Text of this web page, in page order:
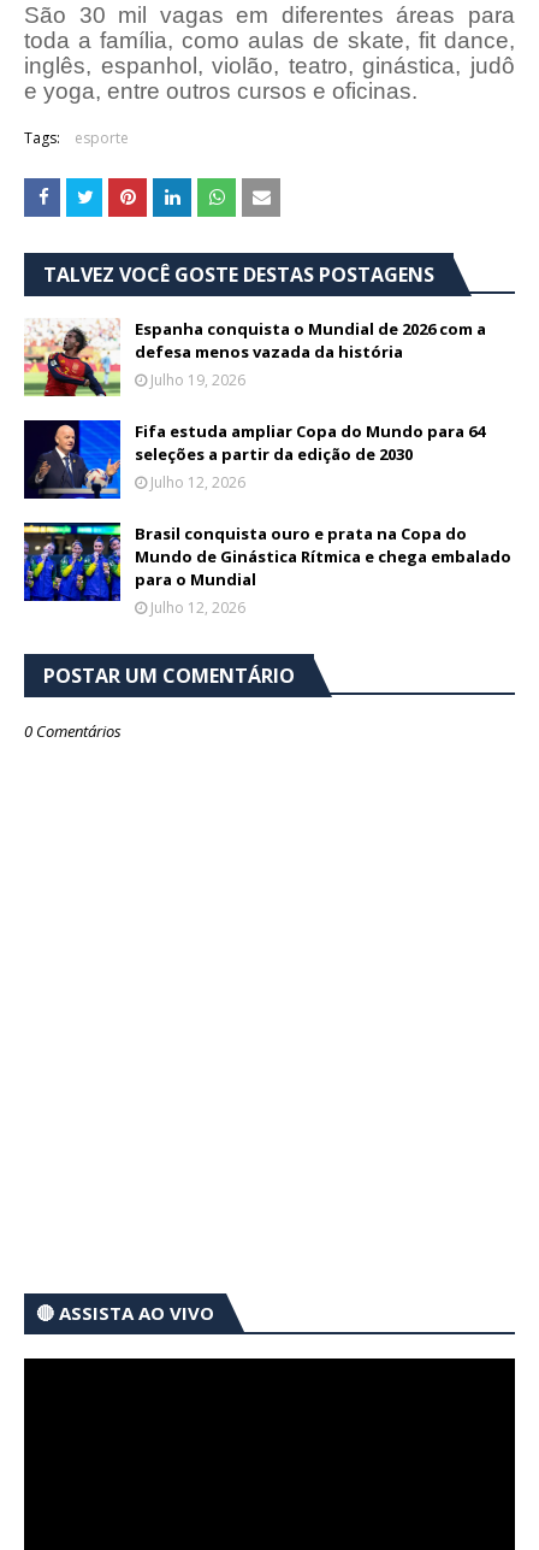
São 30 mil vagas em diferentes áreas para
toda a família, como aulas de skate, fit dance,
inglês, espanhol, violão, teatro, ginástica, judô
e yoga, entre outros cursos e oficinas.
Tags: esporte
TALVEZ VOCÊ GOSTE DESTAS POSTAGENS
Espanha conquista o Mundial de 2026 com a
defesa menos vazada da história
Julho 19, 2026
Fifa estuda ampliar Copa do Mundo para 64
seleções a partir da edição de 2030
Julho 12, 2026
Brasil conquista ouro e prata na Copa do
Mundo de Ginástica Rítmica e chega embalado
para o Mundial
Julho 12, 2026
POSTAR UM COMENTÁRIO
0 Comentários
🔴 ASSISTA AO VIVO